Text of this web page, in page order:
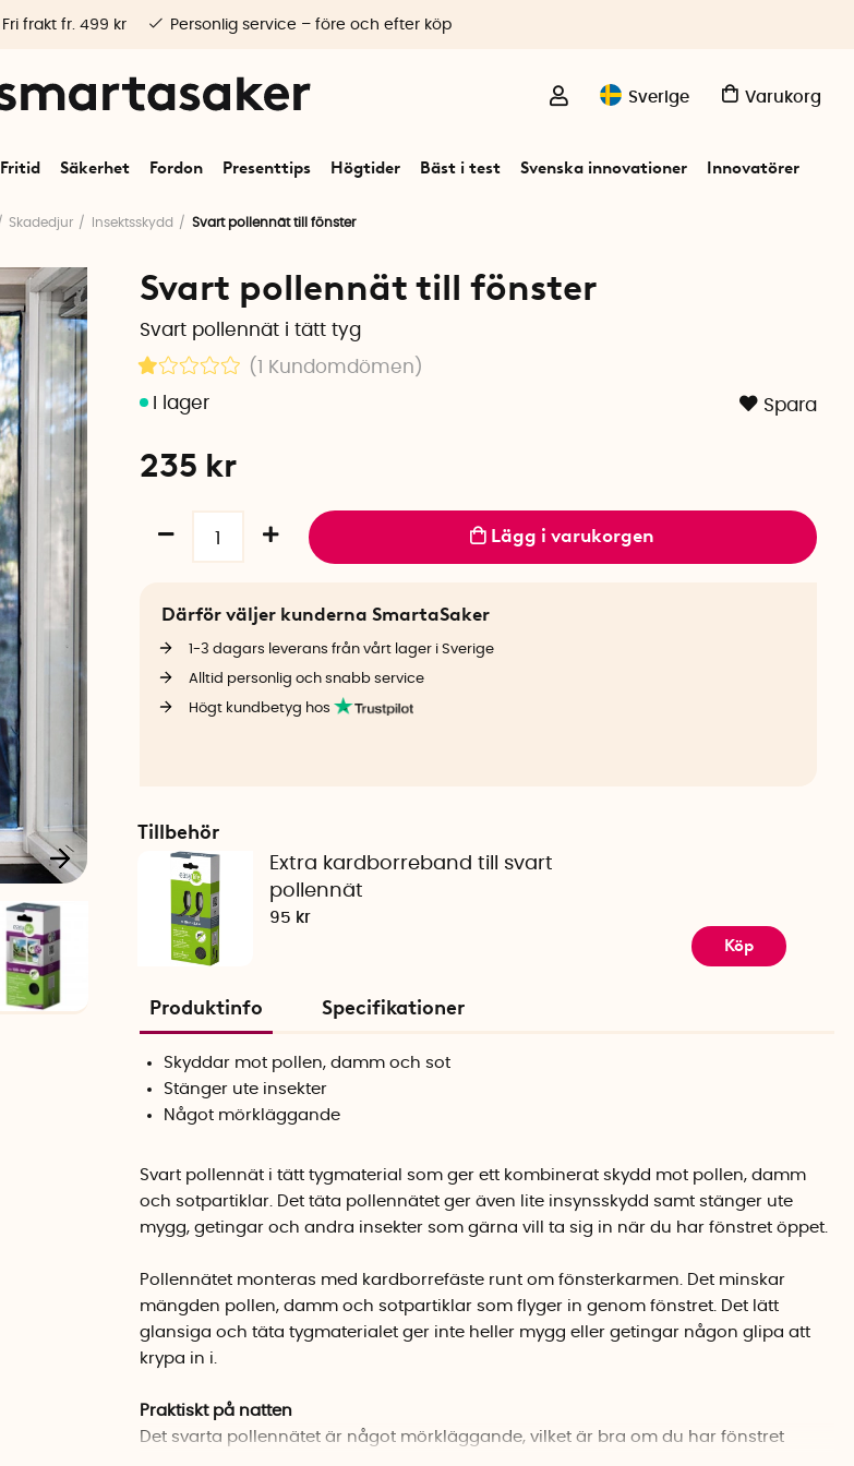
Sverige Varukorg
Fritid Säkerhet Fordon Presenttips Högtider Bäst i test Svenska innovationer Innovatörer
Fri frakt fr. 499 kr Personlig service – före och efter köp
Skadedjur Insektsskydd Svart pollennät till fönster
Svart pollennät till fönster
Svart pollennät i tätt tyg
(1 Kundomdömen )
Spara
235 kr
Lägg i varukorgen
Därför väljer kunderna SmartaSaker
1-3 dagars leverans från vårt lager i Sverige
Alltid personlig och snabb service
Högt kundbetyg hos
Tillbehör
Extra kardborreband till svart
pollennät
95 kr
Köp
Produktinfo Specifikationer
Skyddar mot pollen, damm och sot
Stänger ute insekter
Något mörkläggande
Svart pollennät i tätt tygmaterial som ger ett kombinerat skydd mot pollen, damm
och sotpartiklar. Det täta pollennätet ger även lite insynsskydd samt stänger ute
mygg, getingar och andra insekter som gärna vill ta sig in när du har fönstret öppet.
Pollennätet monteras med kardborrefäste runt om fönsterkarmen. Det minskar
mängden pollen, damm och sotpartiklar som flyger in genom fönstret. Det lätt
glansiga och täta tygmaterialet ger inte heller mygg eller getingar någon glipa att
krypa in i.
Praktiskt på natten
Det svarta pollennätet är något mörkläggande, vilket är bra om du har fönstret